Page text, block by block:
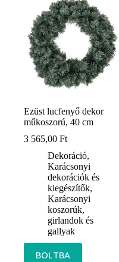
Ezüst lucfenyő dekor
műkoszorú, 40 cm
3 565,00 Ft
Dekoráció,
Karácsonyi
dekorációk és
kiegészítők,
Karácsonyi
koszorúk,
girlandok és
gallyak
BOLTBA